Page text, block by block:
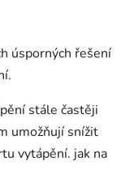
úsporných řešení
stále častěji
umožňují snížit
vytápění. jak na